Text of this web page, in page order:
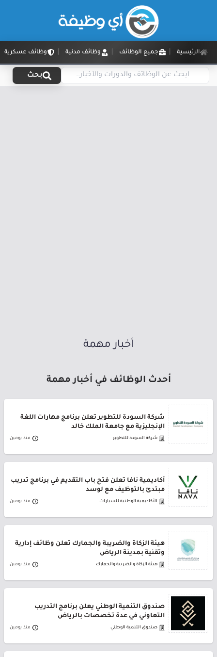
الرئيسية جميع الوظائف وظائف مدنية وظائف عسكرية
بحث
أخبار مهمة
أحدث الوظائف في أخبار مهمة
شركة السودة للتطوير تعلن برنامج مهارات اللغة
الإنجليزية مع جامعة الملك خالد
شركة السودة للتطوير منذ يومين
أكاديمية نافا تعلن فتح باب التقديم في برنامج تدريب
مبتدئ بالتوظيف مع لوسد
الأكاديمية الوطنية للسيارات منذ يومين
هيئة الزكاة والضريبة والجمارك تعلن وظائف إدارية
وتقنية بمدينة الرياض
هيئة الزكاة والضريبة والجمارك منذ يومين
صندوق التنمية الوطني يعلن برنامج التدريب
التعاوني في عدة تخصصات بالرياض
صندوق التنمية الوطني منذ يومين